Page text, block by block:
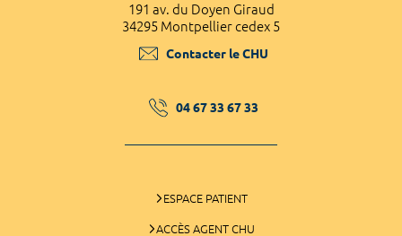
191 av. du Doyen Giraud
34295 Montpellier cedex 5
Contacter le CHU
04 67 33 67 33
ESPACE PATIENT
ACCÈS AGENT CHU